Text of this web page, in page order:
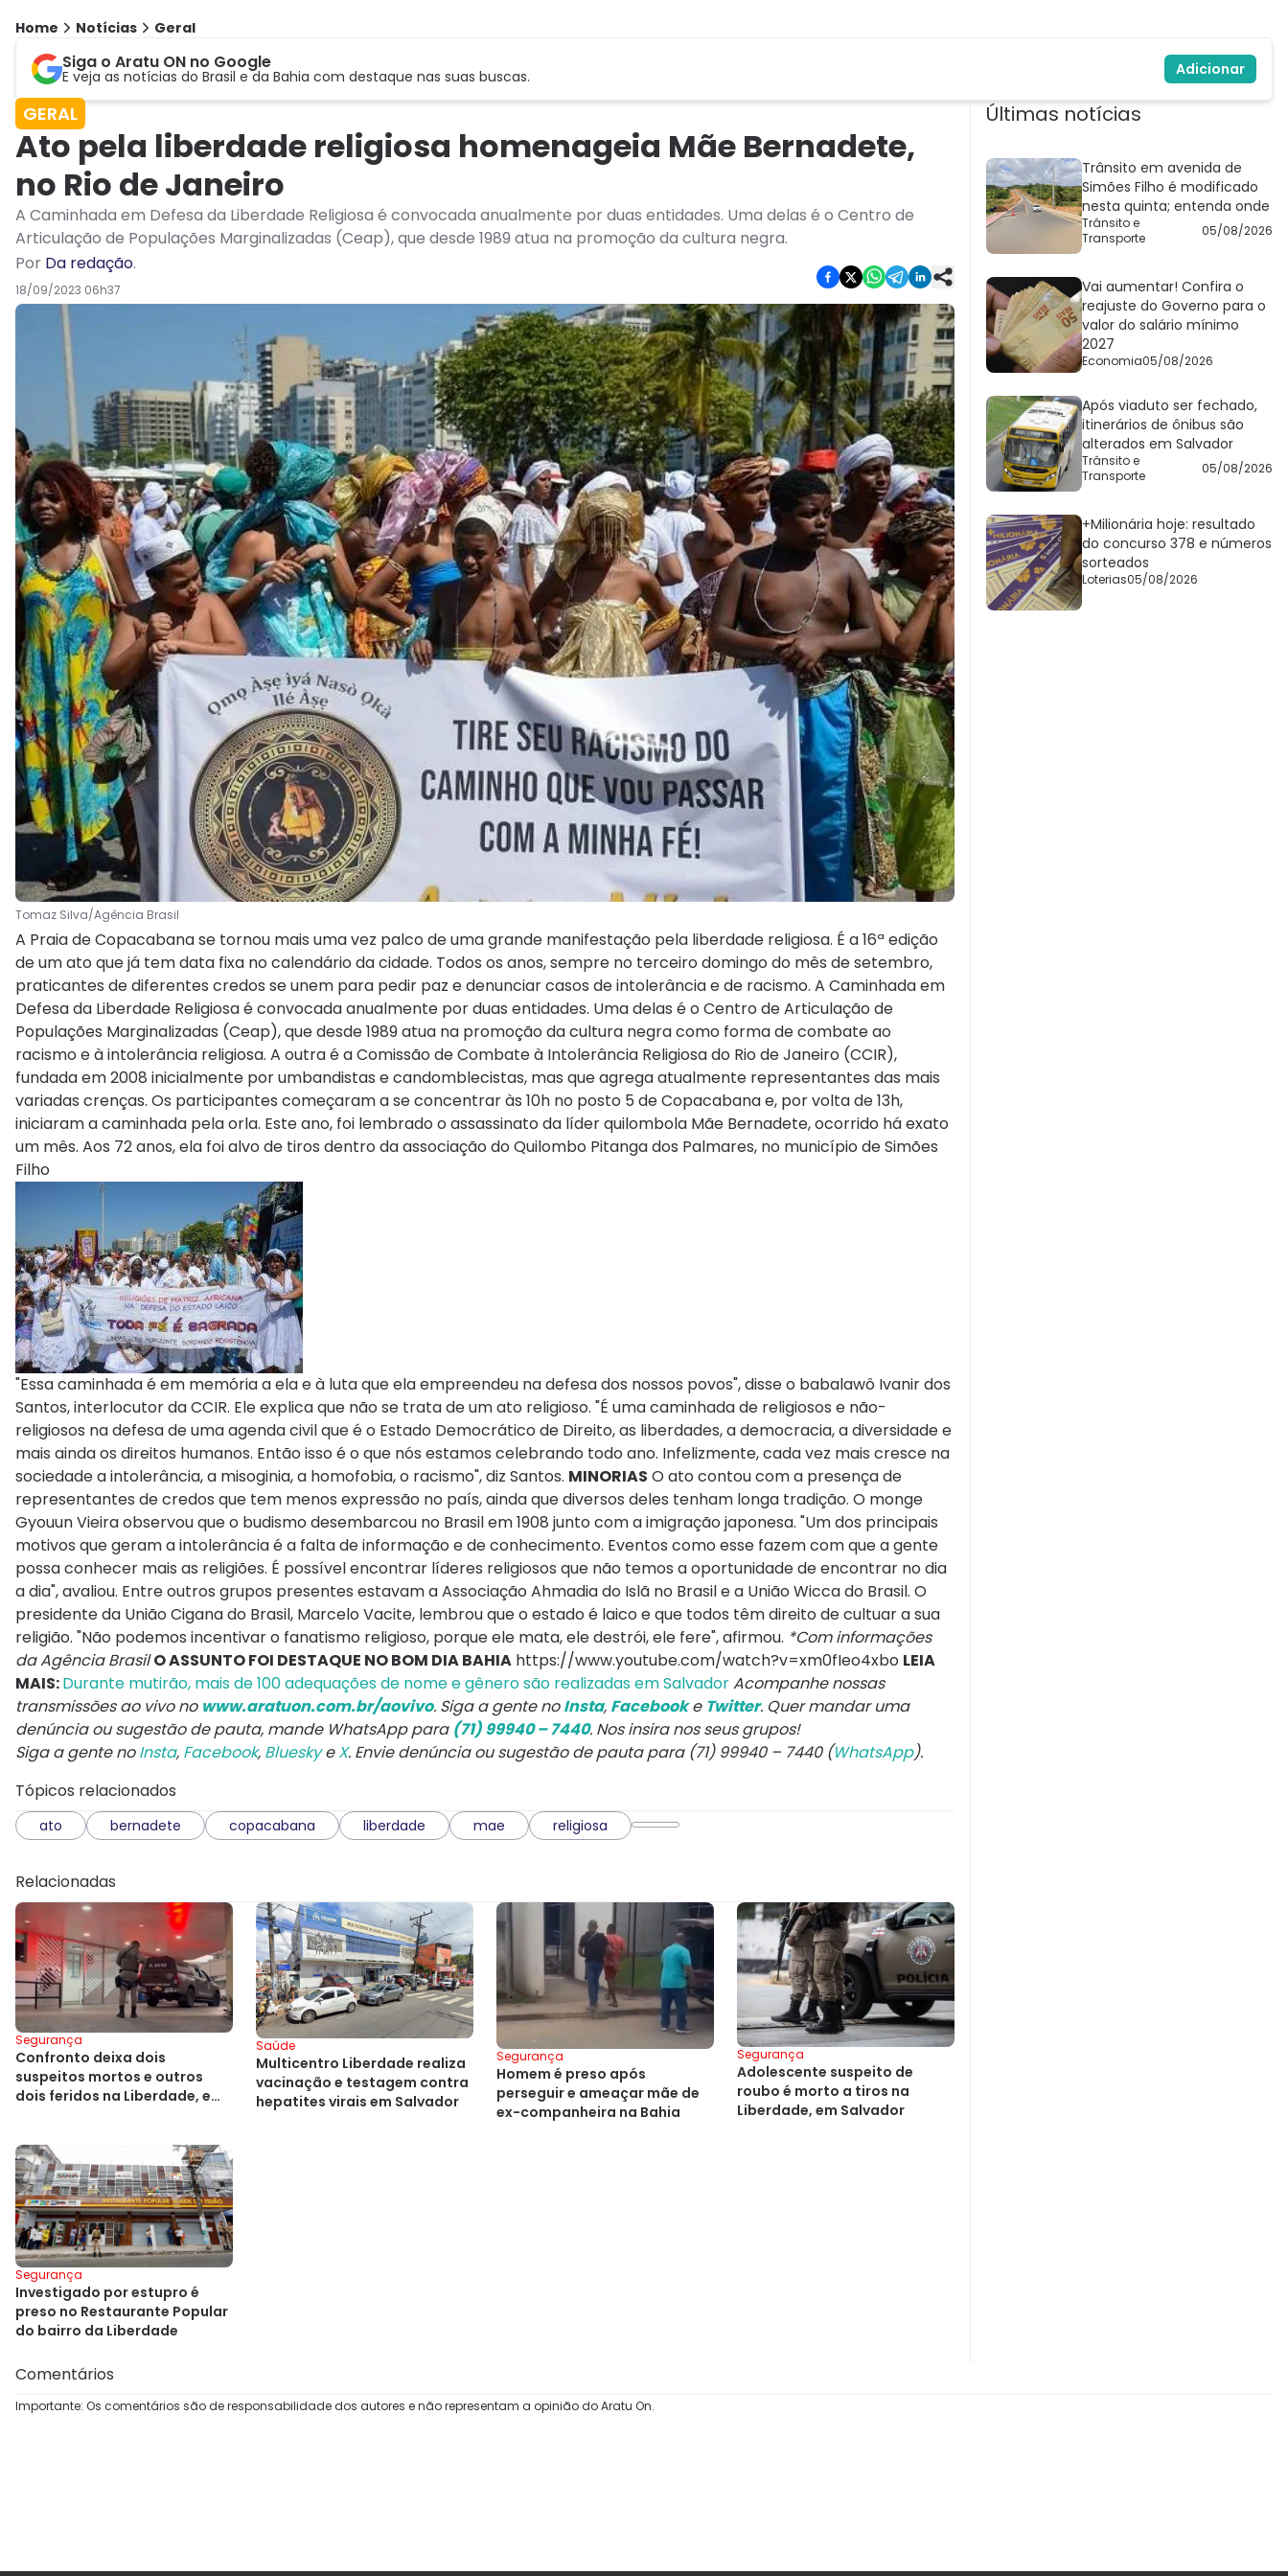
Home Notícias Geral
Siga o Aratu ON no Google
E veja as notícias do Brasil e da Bahia com destaque nas suas buscas. Adicionar
GERAL
Ato pela liberdade religiosa homenageia Mãe Bernadete,
no Rio de Janeiro
A Caminhada em Defesa da Liberdade Religiosa é convocada anualmente por duas entidades. Uma delas é o Centro de
Articulação de Populações Marginalizadas (Ceap), que desde 1989 atua na promoção da cultura negra.
Por Da redação.
18/09/2023 06h37
Tomaz Silva/Agência Brasil
A Praia de Copacabana se tornou mais uma vez palco de uma grande manifestação pela liberdade religiosa. É a 16ª edição
de um ato que já tem data fixa no calendário da cidade. Todos os anos, sempre no terceiro domingo do mês de setembro,
praticantes de diferentes credos se unem para pedir paz e denunciar casos de intolerância e de racismo. A Caminhada em
Defesa da Liberdade Religiosa é convocada anualmente por duas entidades. Uma delas é o Centro de Articulação de
Populações Marginalizadas (Ceap), que desde 1989 atua na promoção da cultura negra como forma de combate ao
racismo e à intolerância religiosa. A outra é a Comissão de Combate à Intolerância Religiosa do Rio de Janeiro (CCIR),
fundada em 2008 inicialmente por umbandistas e candomblecistas, mas que agrega atualmente representantes das mais
variadas crenças. Os participantes começaram a se concentrar às 10h no posto 5 de Copacabana e, por volta de 13h,
iniciaram a caminhada pela orla. Este ano, foi lembrado o assassinato da líder quilombola Mãe Bernadete, ocorrido há exato
um mês. Aos 72 anos, ela foi alvo de tiros dentro da associação do Quilombo Pitanga dos Palmares, no município de Simões
Filho
"Essa caminhada é em memória a ela e à luta que ela empreendeu na defesa dos nossos povos", disse o babalawô Ivanir dos
Santos, interlocutor da CCIR. Ele explica que não se trata de um ato religioso. "É uma caminhada de religiosos e não-
religiosos na defesa de uma agenda civil que é o Estado Democrático de Direito, as liberdades, a democracia, a diversidade e
mais ainda os direitos humanos. Então isso é o que nós estamos celebrando todo ano. Infelizmente, cada vez mais cresce na
sociedade a intolerância, a misoginia, a homofobia, o racismo", diz Santos. MINORIAS O ato contou com a presença de
representantes de credos que tem menos expressão no país, ainda que diversos deles tenham longa tradição. O monge
Gyouun Vieira observou que o budismo desembarcou no Brasil em 1908 junto com a imigração japonesa. "Um dos principais
motivos que geram a intolerância é a falta de informação e de conhecimento. Eventos como esse fazem com que a gente
possa conhecer mais as religiões. É possível encontrar líderes religiosos que não temos a oportunidade de encontrar no dia
a dia", avaliou. Entre outros grupos presentes estavam a Associação Ahmadia do Islã no Brasil e a União Wicca do Brasil. O
presidente da União Cigana do Brasil, Marcelo Vacite, lembrou que o estado é laico e que todos têm direito de cultuar a sua
religião. "Não podemos incentivar o fanatismo religioso, porque ele mata, ele destrói, ele fere", afirmou. *Com informações
da Agência Brasil O ASSUNTO FOI DESTAQUE NO BOM DIA BAHIA https://www.youtube.com/watch?v=xm0fIeo4xbo LEIA
MAIS:Durante mutirão, mais de 100 adequações de nome e gênero são realizadas em SalvadorAcompanhe nossas
transmissões ao vivo no www.aratuon.com.br/aovivo. Siga a gente noInsta, Facebooke Twitter. Quer mandar uma
denúncia ou sugestão de pauta, mande WhatsApp para (71) 99940 – 7440. Nos insira nos seus grupos!
Siga a gente noInsta, Facebook, BlueskyeX. Envie denúncia ou sugestão de pauta para (71) 99940 – 7440 (WhatsApp).
Tópicos relacionados
ato bernadete copacabana liberdade mae religiosa
Relacionadas
Segurança
Confronto deixa dois
suspeitos mortos e outros
dois feridos na Liberdade, em
Saúde
Multicentro Liberdade realiza
vacinação e testagem contra
hepatites virais em Salvador
Segurança
Homem é preso após
perseguir e ameaçar mãe de
ex-companheira na Bahia
Segurança
Adolescente suspeito de
roubo é morto a tiros na
Liberdade, em Salvador
Segurança
Investigado por estupro é
preso no Restaurante Popular
do bairro da Liberdade
Últimas notícias
Trânsito em avenida de
Simões Filho é modificado
nesta quinta; entenda onde
Trânsito e
Transporte
05/08/2026
Vai aumentar! Confira o
reajuste do Governo para o
valor do salário mínimo
2027
Economia05/08/2026
Após viaduto ser fechado,
itinerários de ônibus são
alterados em Salvador
Trânsito e
Transporte
05/08/2026
+Milionária hoje: resultado
do concurso 378 e números
sorteados
Loterias05/08/2026
Comentários
Importante: Os comentários são de responsabilidade dos autores e não representam a opinião do Aratu On.